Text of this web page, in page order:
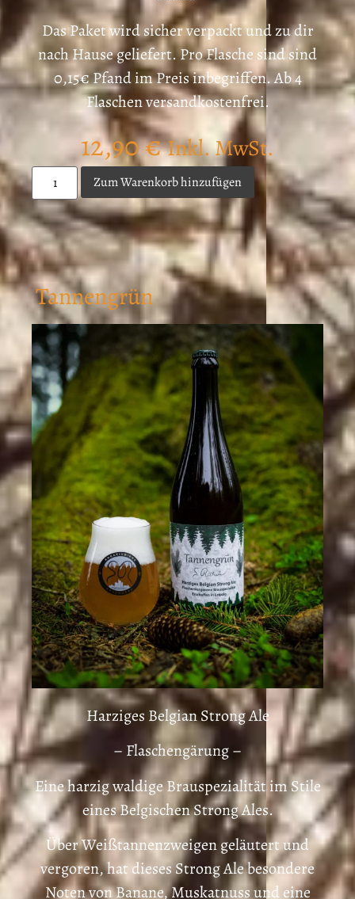
Das Paket wird sicher verpackt und zu dir
nach Hause geliefert. Pro Flasche sind sind
0,15€ Pfand im Preis inbegriffen. Ab 4
Flaschen versandkostenfrei.
12,90€Inkl. MwSt.
Zum Warenkorb hinzufügen
Tannengrün
Harziges Belgian Strong Ale
– Flaschengärung –
Eine harzig waldige Brauspezialität im Stile
eines Belgischen Strong Ales.
Über Weißtannenzweigen geläutert und
vergoren, hat dieses Strong Ale besondere
Noten von Banane, Muskatnuss und eine